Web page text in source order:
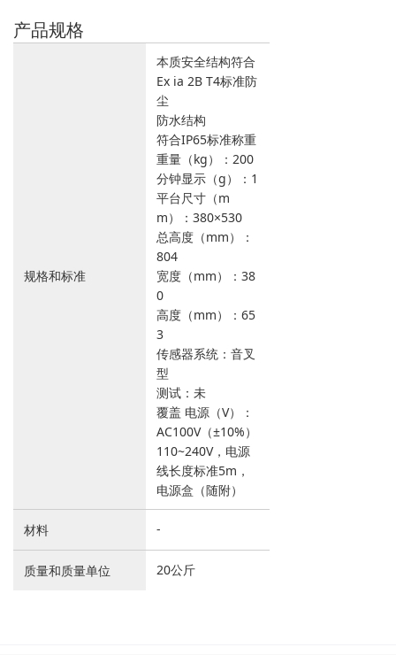
产品规格
规格和标准
本质安全结构符合
Ex ia 2B T4标准防
尘
防水结构
符合IP65标准称重
重量（kg）：200
分钟显示（g）：1
平台尺寸（m
m）：380×530
总高度（mm）：
804
宽度（mm）：38
0
高度（mm）：65
3
传感器系统：音叉
型
测试：未
覆盖 电源（V）：
AC100V（±10%）
110~240V，电源
线长度标准5m，
电源盒（随附）
材料 -
质量和质量单位 20公斤